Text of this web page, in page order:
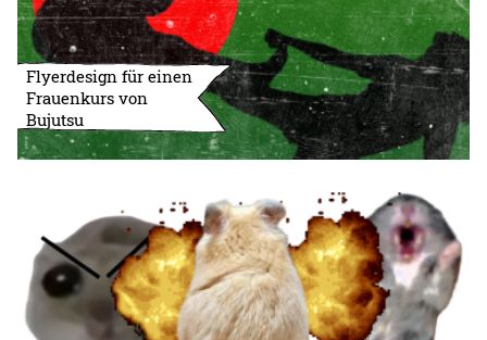
Flyerdesign für einen
Frauenkurs von
Bujutsu